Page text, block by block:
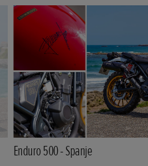
Enduro 500 - Spanje